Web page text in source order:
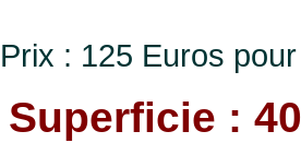
Prix : 125 Euros
Superficie :